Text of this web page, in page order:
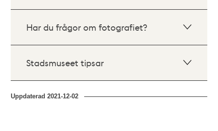
Har du frågor om fotografiet?
Stadsmuseet tipsar
Uppdaterad2021-12-02